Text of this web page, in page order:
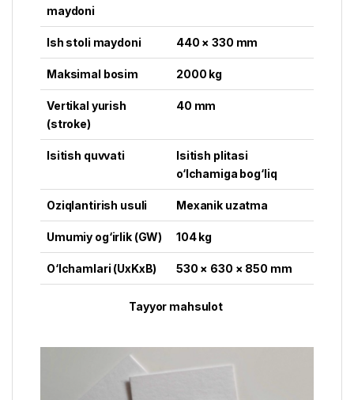
maydoni
Ish stoli maydoni 440 × 330 mm
Maksimal bosim 2000 kg
Vertikal yurish
(stroke)
40 mm
Isitish quvvati
Isitish plitasi
o‘lchamiga bog‘liq
Oziqlantirish usuli Mexanik uzatma
Umumiy og‘irlik (GW) 104 kg
O‘lchamlari (UxKxB) 530 × 630 × 850 mm
Tayyor mahsulot